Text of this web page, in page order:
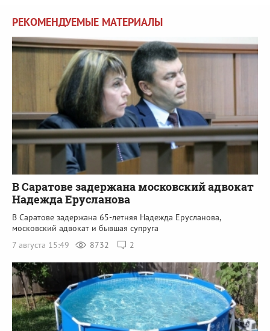
РЕКОМЕНДУЕМЫЕ МАТЕРИАЛЫ
В Саратове задержана московский адвокат
Надежда Ерусланова
В Саратове задержана 65-летняя Надежда Ерусланова,
московский адвокат и бывшая супруга
7 августа 15:49
8732 2